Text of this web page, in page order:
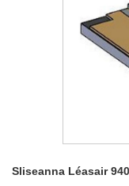
Sliseanna Léasair